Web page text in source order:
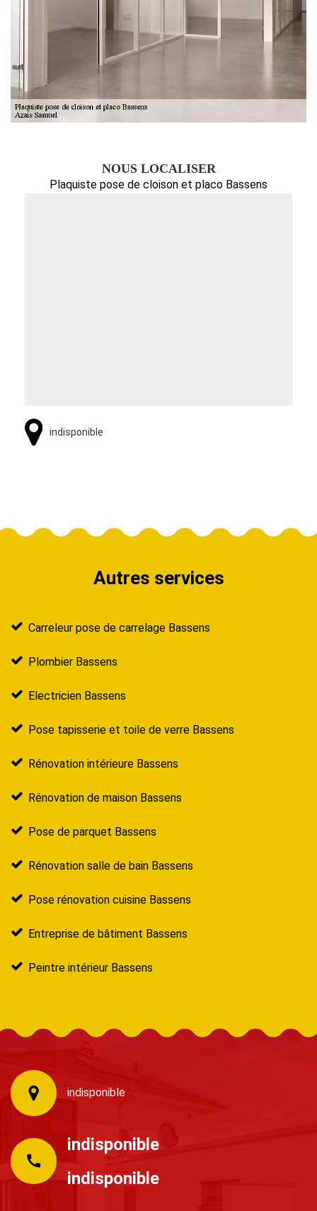
NOUS LOCALISER
Plaquiste pose de cloison et placo Bassens
indisponible
Autres services
Carreleur pose de carrelage Bassens
Plombier Bassens
Electricien Bassens
Pose tapisserie et toile de verre Bassens
Rénovation intérieure Bassens
Rénovation de maison Bassens
Pose de parquet Bassens
Rénovation salle de bain Bassens
Pose rénovation cuisine Bassens
Entreprise de bâtiment Bassens
Peintre intérieur Bassens
indisponible
indisponible
indisponible